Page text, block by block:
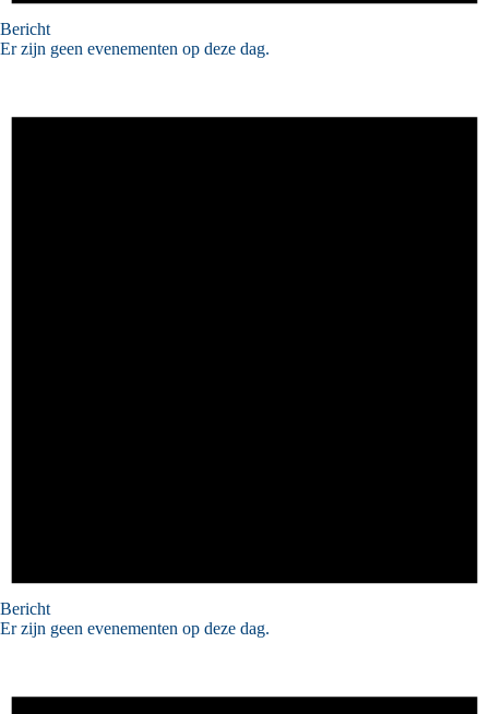
Bericht
Er zijn geen evenementen op deze dag.
Bericht
Er zijn geen evenementen op deze dag.